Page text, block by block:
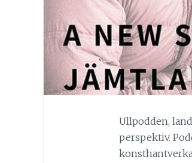
Ullpodden,
perspektiv.